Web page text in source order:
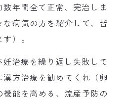
数年間全て正常、完治しま
な病気の方を紹介して、皆
）。
治療を繰り返し失敗して
方治療を勧めてくれ（卵
能を高める、流産予防の